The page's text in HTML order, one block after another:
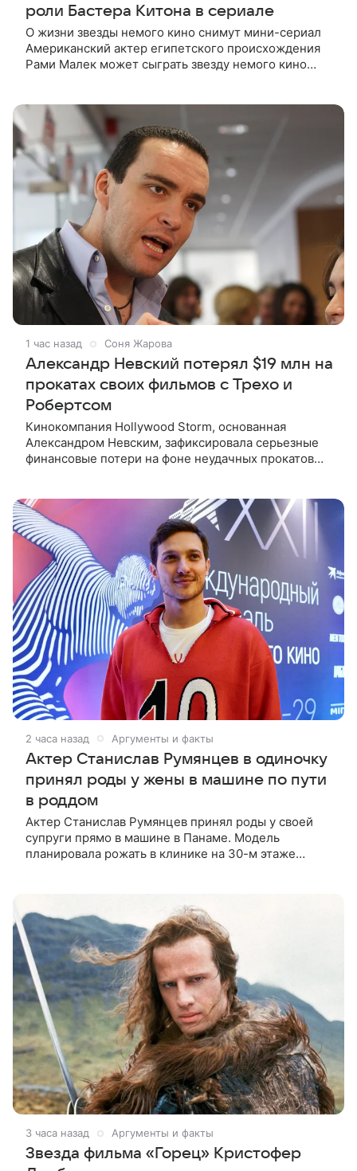
роли Бастера Китона в сериале
О жизни звезды немого кино снимут мини-сериал
Американский актер египетского происхождения
Рами Малек может сыграть звезду немого кино
1 час назад Соня Жарова
Александр Невский потерял $19 млн на
прокатах своих фильмов с Трехо и
Робертсом
Кинокомпания Hollywood Storm, основанная
Александром Невским, зафиксировала серьезные
финансовые потери на фоне неудачных прокатов
2 часа назад Аргументы и факты
Актер Станислав Румянцев в одиночку
принял роды у жены в машине по пути
в роддом
Актер Станислав Румянцев принял роды у своей
супруги прямо в машине в Панаме. Модель
планировала рожать в клинике на 30-м этаже
3 часа назад Аргументы и факты
Звезда фильма «Горец» Кристофер